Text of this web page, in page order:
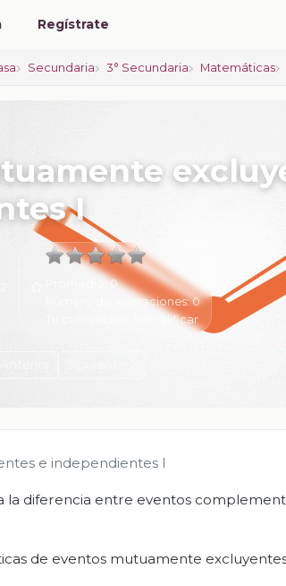
Regístrate
Secundaria 3° Secundaria Matemáticas
I
Promedio:0
Número de valoraciones:0
Sin calificar
e independientes I
la diferencia entre eventos
de eventos mutuamente